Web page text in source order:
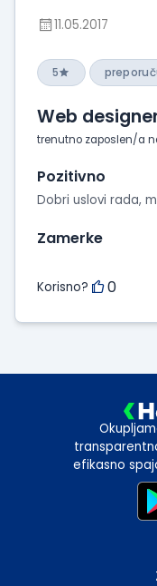
iskustva
radu
utiske
11.05.2017
5
Web
trenutno zaposlen/a
Pozitivno
Dobri uslovi rada,
Zamerke
Korisno? 0
efikasno